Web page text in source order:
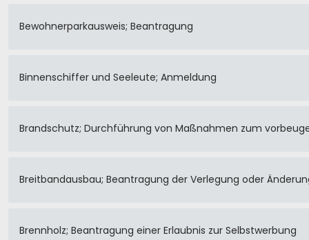
Bewohnerparkausweis; Beantragung
Binnenschiffer und Seeleute; Anmeldung
Brandschutz; Durchführung von Maßnahmen zum
Breitbandausbau; Beantragung der Verlegung oder
Brennholz; Beantragung einer Erlaubnis zur Selbstwerbung